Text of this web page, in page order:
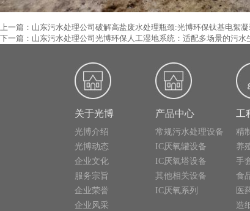
上一篇：山东污水处理公司破解高盐废水处理瓶颈:光博环保钛基电絮
下一篇：山东污水处理公司光博环保人工湿地系统：适配多场景的污水
关于光博
光博介绍
光博动态
企业文化
服务宗旨
企业荣誉
企业风采
产品中心
常规污水处理设备
IC厌氧罐设备
IC厌氧塔设备
其他相关设备
IC厌氧系列
工
精
养
手
食
医
造